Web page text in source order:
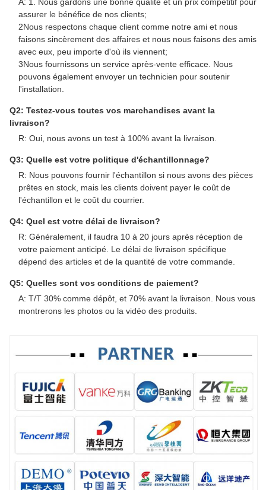
A: 1. Nous gardons une bonne qualité et un prix compétitif pour
assurer le bénéfice de nos clients;
2Nous respectons chaque client comme notre ami et nous
faisons sincèrement des affaires et nous nous faisons des amis
avec eux, peu importe d'où ils viennent;
3Nous fournissons un service après-vente efficace. Nous
pouvons également envoyer un technicien pour soutenir
l'installation.
Q2: Testez-vous toutes vos marchandises avant la
livraison?
R: Oui, nous avons un test à 100% avant la livraison.
Q3: Quelle est votre politique d'échantillonnage?
R: Nous pouvons fournir l'échantillon si nous avons des pièces
prêtes en stock, mais les clients doivent payer le coût de
l'échantillon et le coût du courrier.
Q4: Quel est votre délai de livraison?
R: Généralement, il faudra 10 à 20 jours après réception de
votre paiement anticipé. Le délai de livraison spécifique
dépend des articles et de la quantité de votre commande.
Q5: Quelles sont vos conditions de paiement?
A: T/T 30% comme dépôt, et 70% avant la livraison. Nous vous
montrerons les photos ou la vidéo des produits.